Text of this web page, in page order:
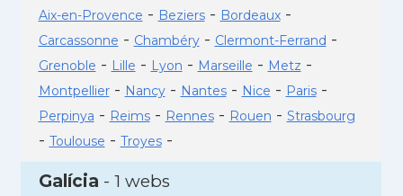
Aix-en-Provence - Beziers- Bordeaux-
Carcassonne - Chambéry- Clermont-Ferrand -
Grenoble - Lille - Lyon - Marseille - Metz -
Montpellier- Nancy- Nantes- Nice - Paris-
Perpinya - Reims- Rennes- Rouen - Strasbourg
- Toulouse - Troyes-
Galícia - 1 webs